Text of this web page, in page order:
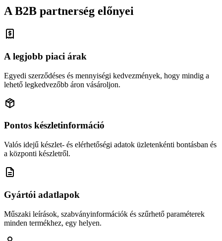
A B2B partnerség előnyei
A legjobb piaci árak
Egyedi szerződéses és mennyiségi kedvezmények, hogy mindig a
lehető legkedvezőbb áron vásároljon.
Pontos készletinformáció
Valós idejű készlet- és elérhetőségi adatok üzletenkénti bontásban és
a központi készletről.
Gyártói adatlapok
Műszaki leírások, szabványinformációk és szűrhető paraméterek
minden termékhez, egy helyen.